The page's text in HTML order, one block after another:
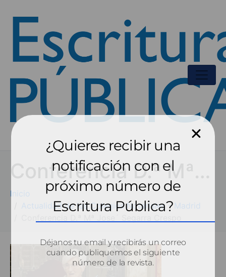
Inicio
Actualidad de los Colegios Notariales - Madrid
¿Quieres recibir una
notificación con el
próximo número de
Escritura Pública?
Déjanos tu email y recibirás un correo
cuando publiquemos el siguiente
número de la revista.